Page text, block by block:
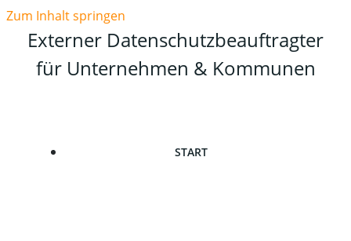
Zum Inhalt springen
Externer Datenschutzbeauftragter
für Unternehmen & Kommunen
START